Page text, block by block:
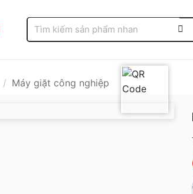
kiếm:
/ Máy giặt công nghiệp